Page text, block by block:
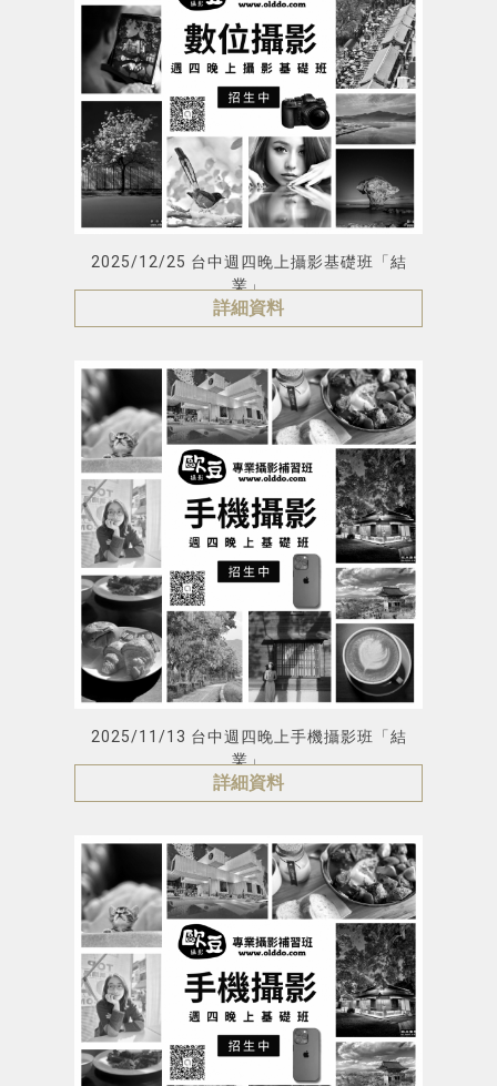
2025/12/25 台中週四晚上攝影基礎班「結
業」
詳細資料
2025/11/13 台中週四晚上手機攝影班「結
業」
詳細資料